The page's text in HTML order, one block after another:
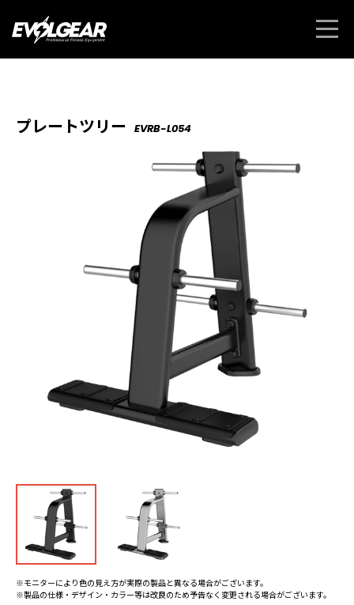
プレートツリー EVRB-L054
※モニターにより色の見え方が実際の製品と異なる場合がございます。
※製品の仕様・デザイン・カラー等は改良のため予告なく変更される場合がございます。